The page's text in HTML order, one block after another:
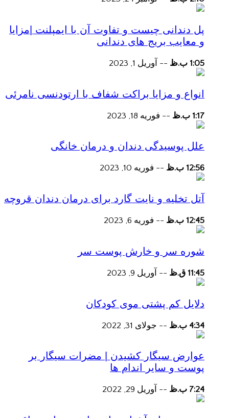
پل دندانی چیست و تفاوت آن با ایمپلنت |مزایا
و معایب بریج های دندانی
1:05 ب.ظ -- آوریل 1, 2023
انواع و مزایا براکت شفاف با ارتودنسی نامرئی
1:17 ب.ظ -- فوریه 18, 2023
علل پوسیدگی دندان و درمان خانگی
12:56 ب.ظ -- فوریه 10, 2023
آتل تخلیه و نایت گارد برای درمان دندان قروچه
12:45 ب.ظ -- فوریه 6, 2023
شوره سر و خارش پوست سر
11:45 ق.ظ -- آوریل 9, 2023
دلایل کم پشتی موی کودکان
4:34 ب.ظ -- جولای 31, 2022
عوارض سیگار کشیدن | مضرات سیگار بر
پوست و سایر اندام ها
7:24 ب.ظ -- آوریل 29, 2022